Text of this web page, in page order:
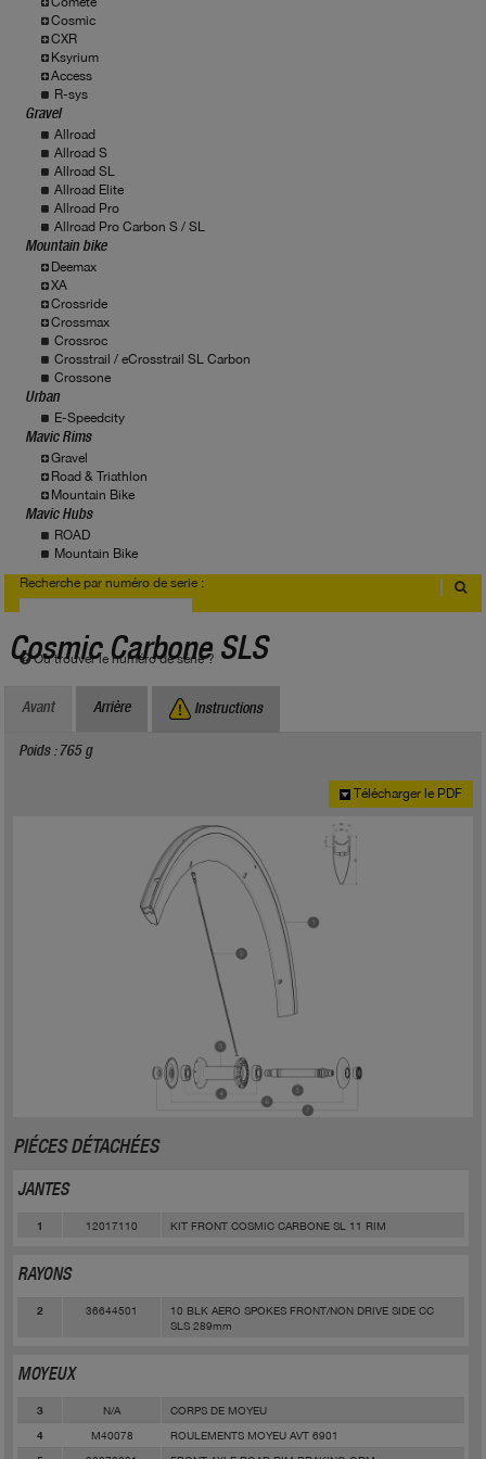
Cosmic
CXR
Ksyrium
Access
R-sys
Gravel
Allroad
Allroad S
Allroad SL
Allroad Elite
Allroad Pro
Allroad Pro Carbon S / SL
Mountain bike
Deemax
XA
Crossride
Crossmax
Crossroc
Crosstrail / eCrosstrail SL Carbon
Crossone
Urban
E-Speedcity
Mavic Rims
Gravel
Road & Triathlon
Mountain Bike
Mavic Hubs
ROAD
Mountain Bike
Recherche par numéro de serie :
Où trouver le numéro de série ?
Cosmic Carbone SLS
Avant Arrière Instructions
Poids : 765 g
Télécharger le PDF
PIÉCES DÉTACHÉES
JANTES
1 12017110 KIT FRONT COSMIC CARBONE SL 11 RIM
RAYONS
2 36644501
10 BLK AERO SPOKES FRONT/NON DRIVE SIDE CC
SLS 289mm
MOYEUX
3 N/A CORPS DE MOYEU
4 M40078 ROULEMENTS MOYEU AVT 6901